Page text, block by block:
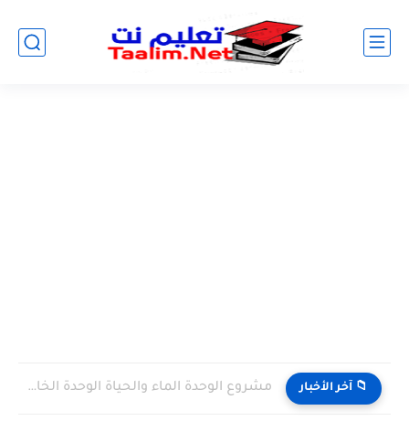
📁 آخر الأخبار مشروع الوحدة الماء والحياة الوحدة الخامسة المستوى الثالث projet de...